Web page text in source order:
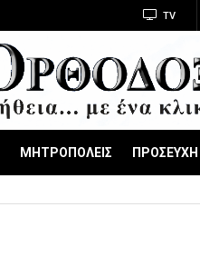
TV
ΜΗΤΡΟΠΟΛΕΙΣ ΠΡΟΣΕΥΧΗ